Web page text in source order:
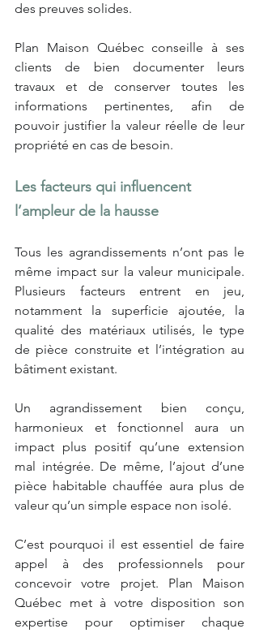
des preuves solides.
Plan Maison Québec conseille à ses
clients de bien documenter leurs
travaux et de conserver toutes les
informations pertinentes, afin de
pouvoir justifier la valeur réelle de leur
propriété en cas de besoin.
Les facteurs qui influencent
l’ampleur de la hausse
Tous les agrandissements n’ont pas le
même impact sur la valeur municipale.
Plusieurs facteurs entrent en jeu,
notamment la superficie ajoutée, la
qualité des matériaux utilisés, le type
de pièce construite et l’intégration au
bâtiment existant.
Un agrandissement bien conçu,
harmonieux et fonctionnel aura un
impact plus positif qu’une extension
mal intégrée. De même, l’ajout d’une
pièce habitable chauffée aura plus de
valeur qu’un simple espace non isolé.
C’est pourquoi il est essentiel de faire
appel à des professionnels pour
concevoir votre projet. Plan Maison
Québec met à votre disposition son
expertise pour optimiser chaque